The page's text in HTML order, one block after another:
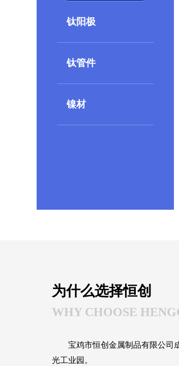
钛阳极
钛管件
镍材
为什么选择恒创
WHY CHOOSE
宝鸡市恒创金属制品有限公司
光工业园。